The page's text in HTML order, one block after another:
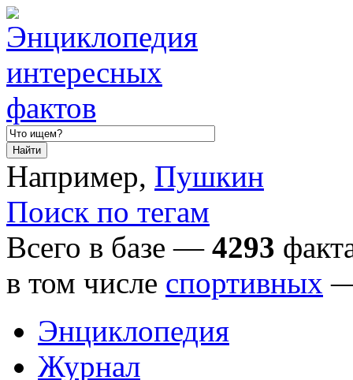
Например, Пушкин
Поиск по тегам
Всего в базе — 4293
в том числе спортивных
Энциклопедия
Журнал